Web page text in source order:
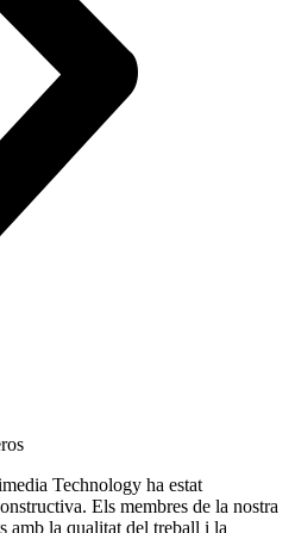
Technology ha estat
Els membres de la nostra
amb la qualitat del treball i la